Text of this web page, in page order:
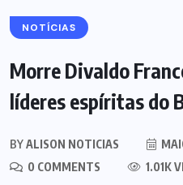
NOTÍCIAS
Morre Divaldo
líderes espíritas do
BYALISON NOTICIAS
0 COMMENTS
1.01K